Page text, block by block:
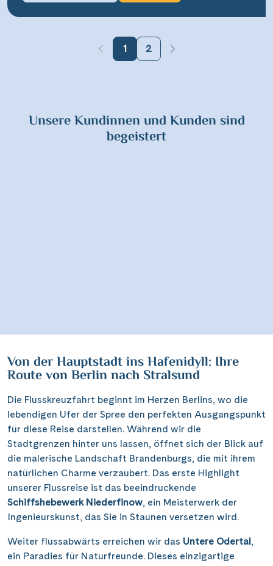
1 2
Unsere Kundinnen und Kunden sind
begeistert
Von der Hauptstadt ins Hafenidyll: Ihre
Route von Berlin nach Stralsund
Die Flusskreuzfahrt beginnt im Herzen Berlins, wo die
lebendigen Ufer der Spree den perfekten Ausgangspunkt
für diese Reise darstellen. Während wir die
Stadtgrenzen hinter uns lassen, öffnet sich der Blick auf
die malerische Landschaft Brandenburgs, die mit ihrem
natürlichen Charme verzaubert. Das erste Highlight
unserer Flussreise ist das beeindruckende
Schiffshebewerk Niederfinow, ein Meisterwerk der
Ingenieurskunst, das Sie in Staunen versetzen wird.
Weiter flussabwärts erreichen wir das Untere Odertal,
ein Paradies für Naturfreunde. Dieses einzigartige